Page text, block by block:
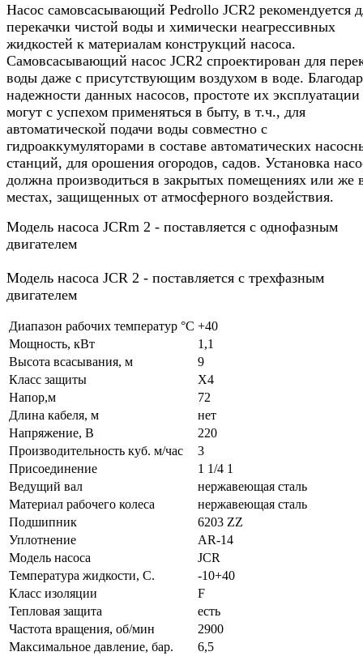
Насос самовсасывающий Pedrollo JCR2 рекомендуется
перекачки чистой воды и химически неагрессивных
жидкостей к материалам конструкций насоса.
Самовсасывающий насос JCR2 спроектирован для
воды даже с присутствующим воздухом в воде.
надежности данных насосов, простоте их
могут с успехом применяться в быту, в т.ч., для
автоматической подачи воды совместно с
гидроаккумуляторами в составе автоматических
станций, для орошения огородов, садов. Установка
должна производиться в закрытых помещениях или же
местах, защищенных от атмосферного воздействия.
Модель насоса JCRm 2 - поставляется с однофазным
двигателем
Модель насоса JCR 2 - поставляется с трехфазным
двигателем
Диапазон рабочих температур °C +40
Мощность, кВт
1,1
Высота всасывания, м
9
Класс защиты
X4
Напор,м
72
Длина кабеля, м
нет
Напряжение, В
220
Производительность куб. м/час
3
Присоединение
1 1/4 1
Ведущий вал
нержавеющая сталь
Материал рабочего колеса
нержавеющая сталь
Подшипник
6203 ZZ
Уплотнение
AR-14
Модель насоса
JCR
Температура жидкости, С.
-10+40
Класс изоляции
F
Тепловая защита
есть
Частота вращения, об/мин
2900
Максимальное давление, бар.
6,5